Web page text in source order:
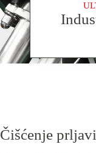
Čišćenje